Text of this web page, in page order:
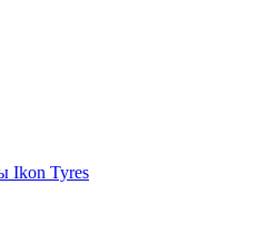
Ikon Tyres